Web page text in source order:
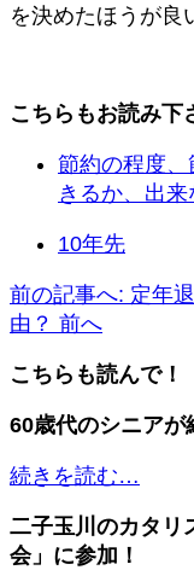
を決めたほうが良
こちらもお読み下
節約の程度
きるか、出来
10年先
前の記事へ: 定年
由？ 前へ
こちらも読んで！
60歳代のシニアが
続きを読む…
二子玉川のカタリ
会」に参加！